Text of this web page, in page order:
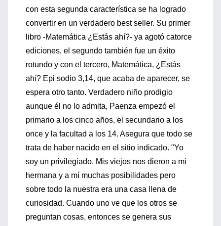
con esta segunda característica se ha logrado
convertir en un verdadero best seller. Su primer
libro -Matemática ¿Estás ahí?- ya agotó catorce
ediciones, el segundo también fue un éxito
rotundo y con el tercero, Matemática, ¿Estás
ahí? Epi sodio 3,14, que acaba de aparecer, se
espera otro tanto. Verdadero niño prodigio
aunque él no lo admita, Paenza empezó el
primario a los cinco años, el secundario a los
once y la facultad a los 14. Asegura que todo se
trata de haber nacido en el sitio indicado. "Yo
soy un privilegiado. Mis viejos nos dieron a mi
hermana y a mí muchas posibilidades pero
sobre todo la nuestra era una casa llena de
curiosidad. Cuando uno ve que los otros se
preguntan cosas, entonces se genera sus